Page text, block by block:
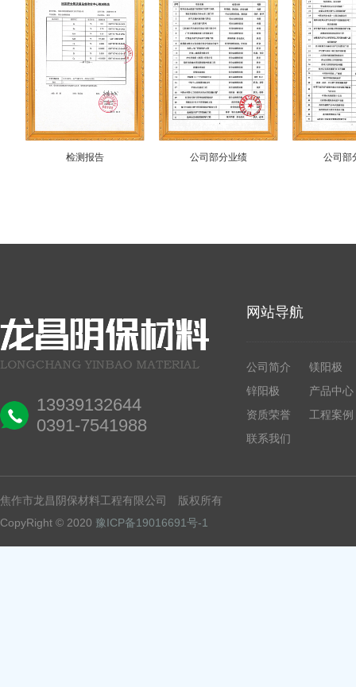
检测报告 公司部分业绩 公司部
13939132644
0391-7541988
网站导航
公司简介
镁阳极
锌阳极
产品中心
资质荣誉
工程案例
联系我们
焦作市龙昌阴保材料工程有限公司 版权所有
CopyRight © 2020 豫ICP备19016691号-1